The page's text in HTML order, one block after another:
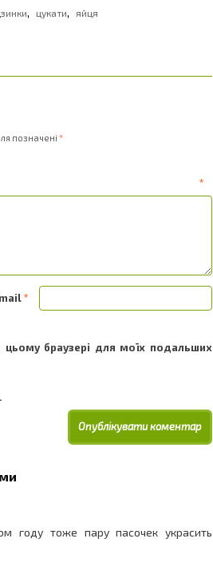
, цукати, яйця
позначені *
*
*
браузері для моїх подальших
году тоже пару пасочек украсить